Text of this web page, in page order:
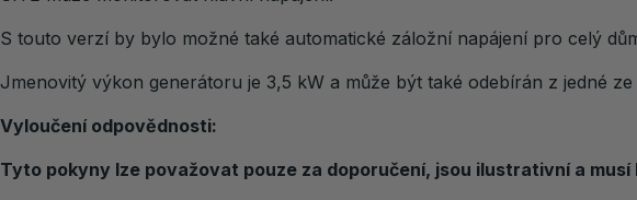
S touto verzí by bylo možné také automatické záložní napájení pro celý
Jmenovitý výkon generátoru je 3,5 kW a může být také odebírán z jedné ze
Vyloučení odpovědnosti:
Tyto pokyny lze považovat pouze za doporučení, jsou ilustrativní a